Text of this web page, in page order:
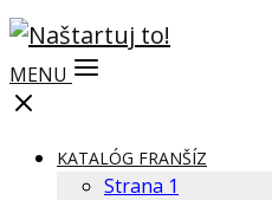
MENU
KATALÓG FRANŠÍZ
Strana 1